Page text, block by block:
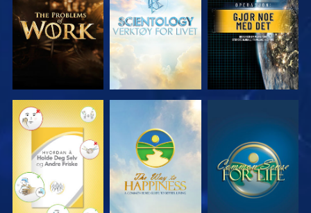
SERIEN
SERIEN
SE SE SE